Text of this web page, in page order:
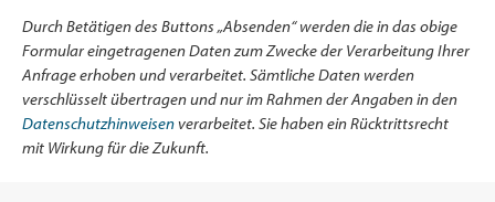
Durch Betätigen des Buttons „Absenden“ werden die in das obige
Formular eingetragenen Daten zum Zwecke der Verarbeitung Ihrer
Anfrage erhoben und verarbeitet. Sämtliche Daten werden
verschlüsselt übertragen und nur im Rahmen der Angaben in den
Datenschutzhinweisenverarbeitet. Sie haben ein Rücktrittsrecht
mit Wirkung für die Zukunft.